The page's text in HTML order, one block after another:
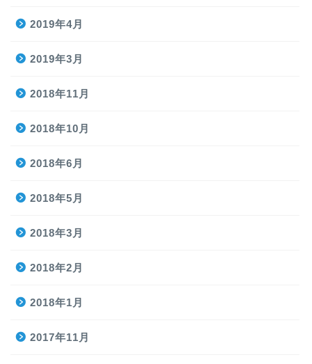
2019年4月
2019年3月
2018年11月
2018年10月
2018年6月
2018年5月
2018年3月
2018年2月
2018年1月
2017年11月